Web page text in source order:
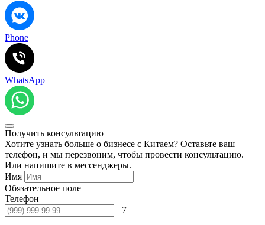
Phone
WhatsApp
Получить консультацию
Хотите узнать больше о бизнесе с Китаем? Оставьте ваш
телефон, и мы перезвоним, чтобы провести консультацию.
Или напишите в мессенджеры.
Имя
Обязательное поле
Телефон
+7